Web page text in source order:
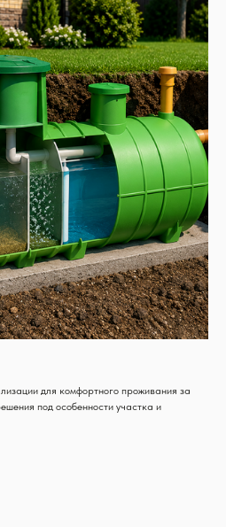
для комфортного проживания за
под особенности участка и